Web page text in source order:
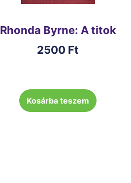
Rhonda Byrne: A titok
2500 Ft
Kosárba teszem